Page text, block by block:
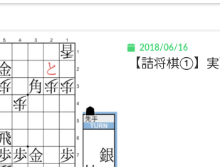
2018/06/16
【詰将棋①】